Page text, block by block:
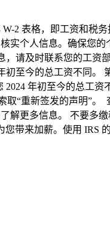
2 表格，即工资和税
实个人信息。确保您
请及时联系您的工资
至今的总工资不同
年初至今的总工资
“重新签发的声明”
解更多信息。 不要多
带来加薪。使用 IRS